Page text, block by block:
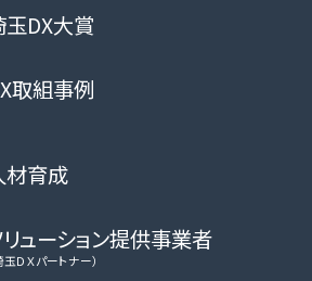
玉DX大賞
取組事例
材育成
リューション提供事業者
玉ＤＸパートナー）